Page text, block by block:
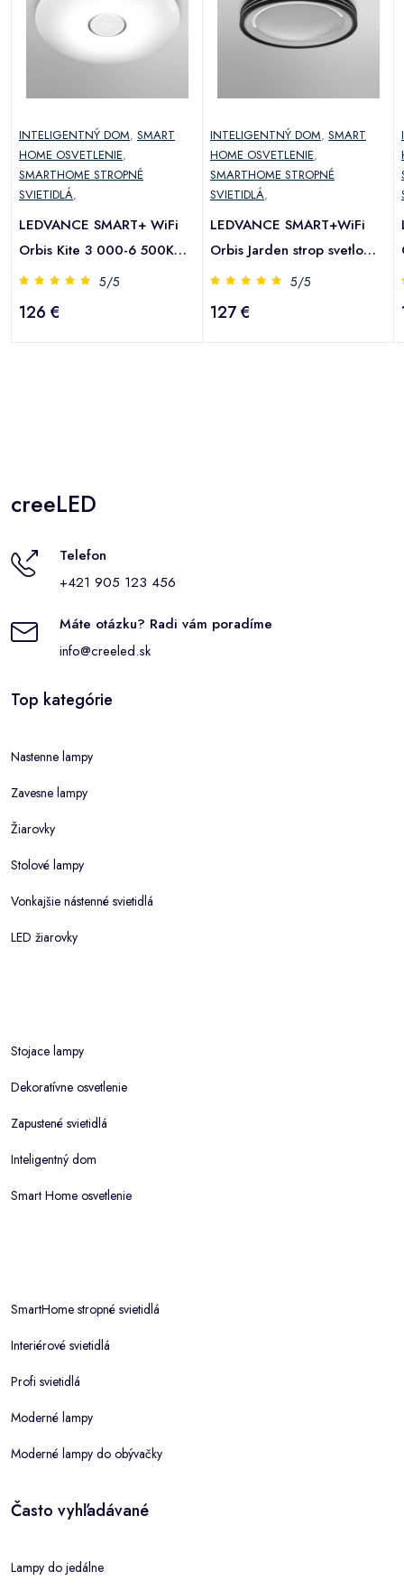
INTELIGENTNÝ DOM, SMART
HOME OSVETLENIE,
SMARTHOME STROPNÉ
SVIETIDLÁ,
LEDVANCE SMART+ WiFi
Orbis Kite 3 000-6 500K
51 cm
5/5
126 €
INTELIGENTNÝ DOM, SMART
HOME OSVETLENIE,
SMARTHOME STROPNÉ
SVIETIDLÁ,
LEDVANCE SMART+WiFi
Orbis Jarden strop svetlo
50cm
5/5
127 €
creeLED
Telefon
+421 905 123 456
Máte otázku? Radi vám poradíme
info@creeled.sk
Top kategórie
Nastenne lampy
Zavesne lampy
Žiarovky
Stolové lampy
Vonkajšie nástenné svietidlá
LED žiarovky
Stojace lampy
Dekoratívne osvetlenie
Zapustené svietidlá
Inteligentný dom
Smart Home osvetlenie
SmartHome stropné svietidlá
Interiérové svietidlá
Profi svietidlá
Moderné lampy
Moderné lampy do obývačky
Často vyhľadávané
Lampy do jedálne